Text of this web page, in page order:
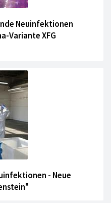
Neuinfektionen
Variante XFG
- Neue